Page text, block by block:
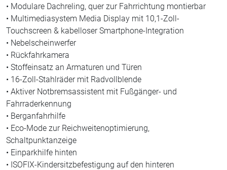
• Modulare Dachreling, quer zur Fahrrichtung montierbar
• Multimediasystem Media Display mit 10,1-Zoll-
Touchscreen & kabelloser Smartphone-Integration
• Nebelscheinwerfer
• Rückfahrkamera
• Stoffeinsatz an Armaturen und Türen
• 16-Zoll-Stahlräder mit Radvollblende
• Aktiver Notbremsassistent mit Fußgänger- und
Fahrraderkennung
• Berganfahrhilfe
• Eco-Mode zur Reichweitenoptimierung,
Schaltpunktanzeige
• Einparkhilfe hinten
• ISOFIX-Kindersitzbefestigung auf den hinteren